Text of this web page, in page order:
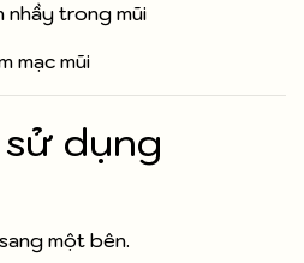
nhầy trong mũi
mạc mũi
dụng
một bên.